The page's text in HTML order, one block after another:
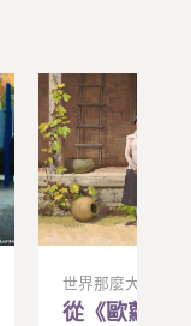
世界那麼大
從《歐蘿拉